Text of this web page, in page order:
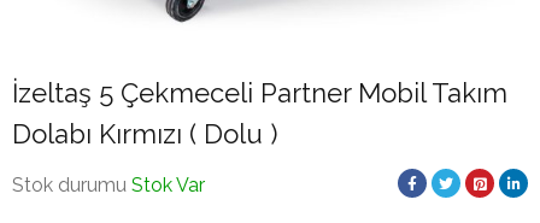
İzeltaş 5 Çekmeceli Partner Mobil Takım
Dolabı Kırmızı ( Dolu )
Stok durumu Stok Var